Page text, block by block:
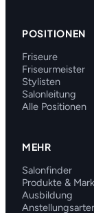
POSITIONEN
Friseure
Friseurmeister
Stylisten
Salonleitung
Alle Positionen
MEHR
Salonfinder
Produkte &
Ausbildung